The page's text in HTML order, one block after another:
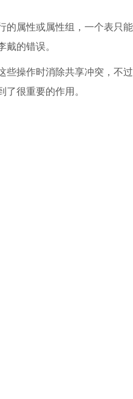
的属性或属性组，一个表只
的错误。
些操作时消除共享冲突，不
很重要的作用。